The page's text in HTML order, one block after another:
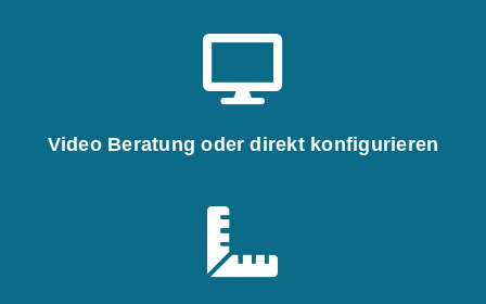
Video Beratung oder direkt konfigurieren